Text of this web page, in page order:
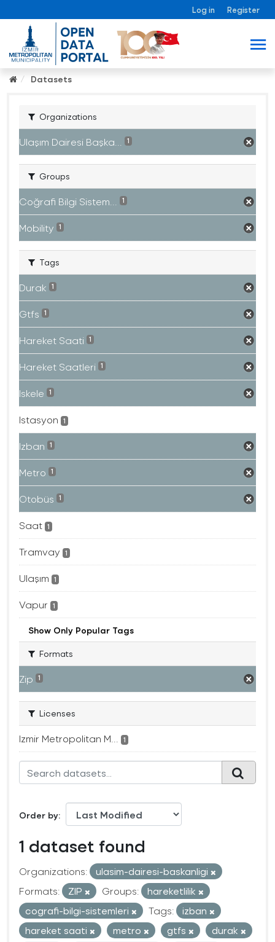
Log in Register
Datasets
Organizations
Ulaşım Dairesi Başka... 1
Groups
Coğrafi Bilgi Sistem... 1
Mobility 1
Tags
Durak 1
Gtfs 1
Hareket Saati 1
Hareket Saatleri 1
Iskele 1
Istasyon 1
Izban 1
Metro 1
Otobüs 1
Saat 1
Tramvay 1
Ulaşım 1
Vapur 1
Show Only Popular Tags
Formats
Zip 1
Licenses
Izmir Metropolitan M... 1
Order by
1 dataset found
Organizations:
ulasim-dairesi-baskanligi
Formats:
ZIP Groups:
hareketlilik
cografi-bilgi-sistemleri
Tags:
izban
hareket saati
metro gtfs
durak